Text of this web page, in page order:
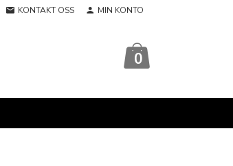
KONTAKT OSS MIN KONTO
0